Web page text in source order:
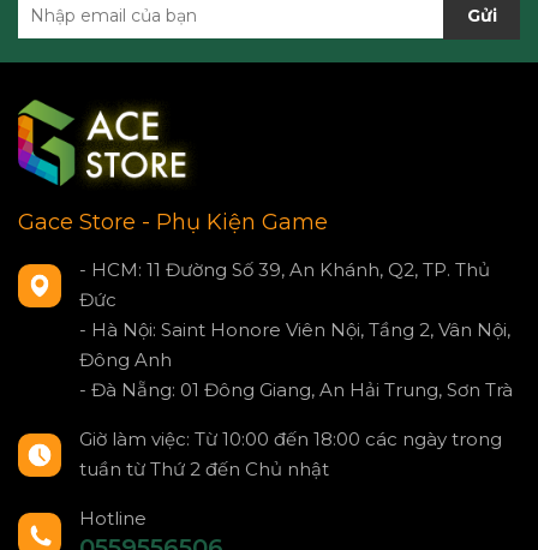
Gửi
Gace Store - Phụ Kiện Game
- HCM: 11 Đường Số 39, An Khánh, Q2, TP. Thủ
Đức
- Hà Nội: Saint Honore Viên Nội, Tầng 2, Vân Nội,
Đông Anh
- Đà Nẵng: 01 Đông Giang, An Hải Trung, Sơn Trà
Giờ làm việc: Từ 10:00 đến 18:00 các ngày trong
tuần từ Thứ 2 đến Chủ nhật
Hotline